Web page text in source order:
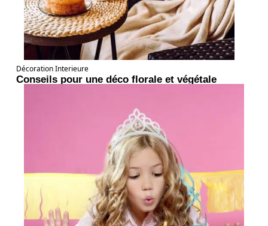
Décoration Interieure
Conseils pour une déco florale et végétale